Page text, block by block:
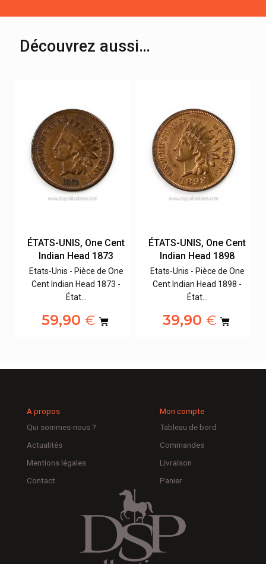
Découvrez aussi…
ÉTATS-UNIS, One Cent
Indian Head 1873
Etats-Unis - Pièce de One
Cent Indian Head 1873 -
État…
59,90€
ÉTATS-UNIS, One Cent
Indian Head 1898
Etats-Unis - Pièce de One
Cent Indian Head 1898 -
État…
39,90€
A propos
Qui sommes-nous ?
Actualités
Mentions légales
Contact
Mon compte
Tableau de bord
Commandes
Livraison
Panier